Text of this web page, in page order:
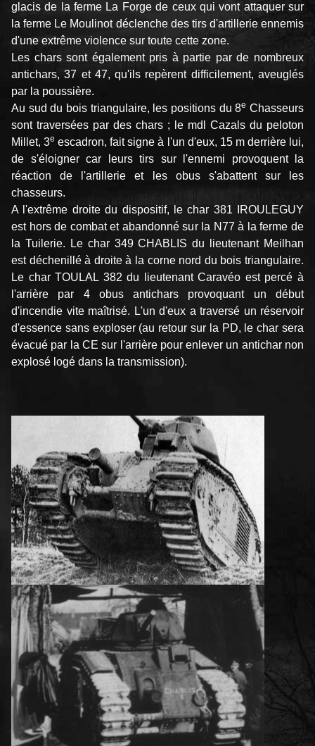
glacis de la ferme La Forge de ceux qui vont attaquer sur
la ferme Le Moulinot déclenche des tirs d'artillerie ennemis
d'une extrême violence sur toute cette zone.
Les chars sont également pris à partie par de nombreux
antichars, 37 et 47, qu'ils repèrent difficilement, aveuglés
par la poussière.
Au sud du bois triangulaire, les positions du 8e Chasseurs
sont traversées par des chars ; le mdl Cazals du peloton
Millet, 3e escadron, fait signe à l'un d'eux, 15 m derrière lui,
de s'éloigner car leurs tirs sur l'ennemi provoquent la
réaction de l'artillerie et les obus s'abattent sur les
chasseurs.
A l'extrême droite du dispositif, le char 381 IROULEGUY
est hors de combat et abandonné sur la N77 à la ferme de
la Tuilerie. Le char 349 CHABLIS du lieutenant Meilhan
est déchenillé à droite à la corne nord du bois triangulaire.
Le char TOULAL 382 du lieutenant Caravéo est percé à
l'arrière par 4 obus antichars provoquant un début
d'incendie vite maîtrisé. L'un d'eux a traversé un réservoir
d'essence sans exploser (au retour sur la PD, le char sera
évacué par la CE sur l'arrière pour enlever un antichar non
explosé logé dans la transmission).